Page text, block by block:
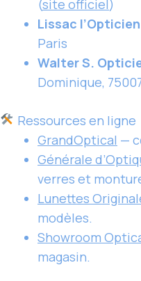
(site officiel )
Lissac l’Opticien
Paris
Walter S.
Dominique,
Ressources en ligne
GrandOptical —
Générale
verres et
Lunettes
modèles.
Showroom
magasin.